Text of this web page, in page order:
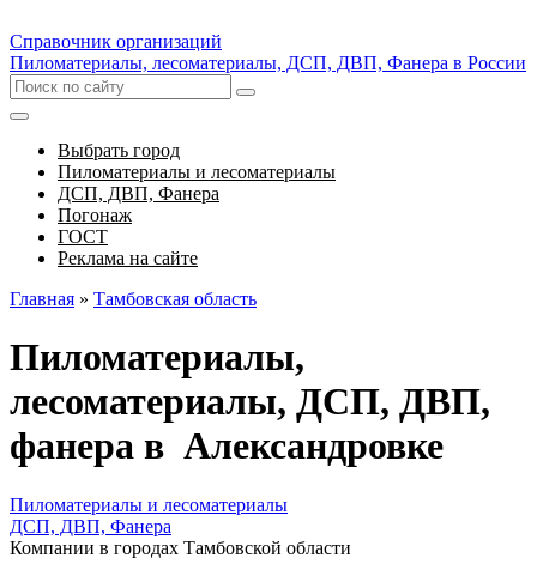
Справочник организаций
Пиломатериалы, лесоматериалы, ДСП, ДВП, Фанера в России
Выбрать город
Пиломатериалы и лесоматериалы
ДСП, ДВП, Фанера
Погонаж
ГОСТ
Реклама на сайте
Главная » Тамбовская область
Пиломатериалы,
лесоматериалы, ДСП, ДВП,
фанера в Александровке
Пиломатериалы и лесоматериалы
ДСП, ДВП, Фанера
Компании в городах Тамбовской области